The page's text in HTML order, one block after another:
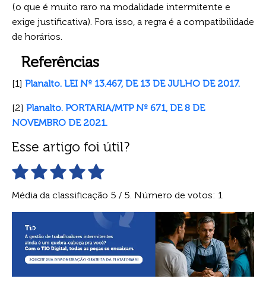
(o que é muito raro na modalidade intermitente e
exige justificativa). Fora isso, a regra é a compatibilidade
de horários.
Referências
[1] Planalto. LEI Nº 13.467, DE 13 DE JULHO DE 2017.
[2] Planalto. PORTARIA/MTP Nº 671, DE 8 DE
NOVEMBRO DE 2021.
Esse artigo foi útil?
Média da classificação 5 / 5. Número de votos: 1